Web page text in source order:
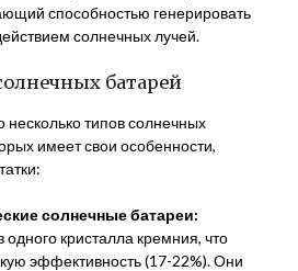
способностью генерировать
солнечных лучей.
батарей
типов солнечных
имеет свои особенности,
солнечные батареи:
одного кристалла кремния, что
эффективность (17-22%). Они